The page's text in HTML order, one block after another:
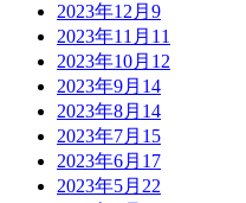
2023年12月 9
2023年11月 11
2023年10月 12
2023年9月 14
2023年8月 14
2023年7月 15
2023年6月 17
2023年5月 22